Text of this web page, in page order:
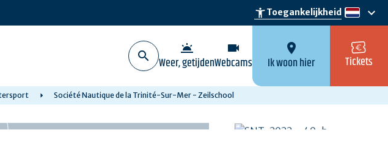
accessibility_newToegankelijkheid nl
keyboard_arrow_down
wb_twilight
Weer, getijden
videocam
Webcams
location_on
Ik woon hier Tickets
Société Nautique de la Trinité-Sur-Mer - Zeilschool